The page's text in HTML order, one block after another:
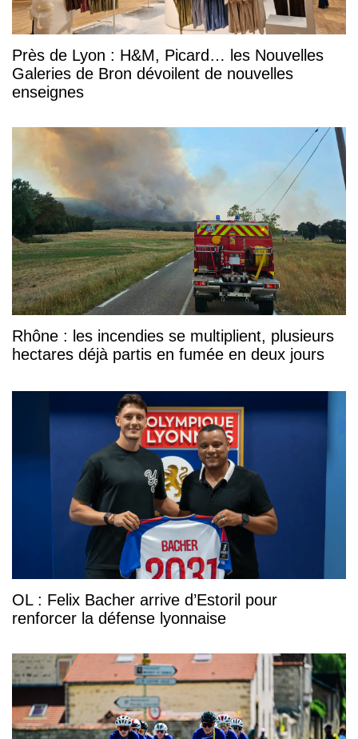
Près de Lyon : H&M, Picard… les Nouvelles
Galeries de Bron dévoilent de nouvelles
enseignes
Rhône : les incendies se multiplient, plusieurs
hectares déjà partis en fumée en deux jours
OL : Felix Bacher arrive d’Estoril pour
renforcer la défense lyonnaise